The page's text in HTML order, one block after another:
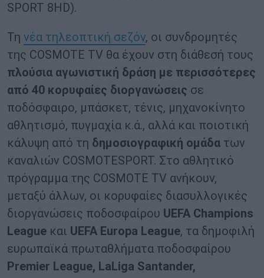
SPORT 8HD).
Τη νέα τηλεοπτική σεζόν, οι συνδρομητές
της COSMOTE TV θα έχουν στη διάθεσή τους
πλούσια αγωνιστική δράση με περισσότερες
από 40 κορυφαίες διοργανώσεις σε
ποδόσφαιρο, μπάσκετ, τένις, μηχανοκίνητο
αθλητισμό, πυγμαχία κ.ά., αλλά και ποιοτική
κάλυψη από τη δημοσιογραφική ομάδα των
καναλιών COSMOTESPORT. Στο αθλητικό
πρόγραμμα της COSMOTE TV ανήκουν,
μεταξύ άλλων, οι κορυφαίες διασυλλογικές
διοργανώσεις ποδοσφαίρου UEFA Champions
League και UEFA Europa League, τα δημοφιλή
ευρωπαϊκά πρωταθλήματα ποδοσφαίρου
Premier League, LaLiga Santander,